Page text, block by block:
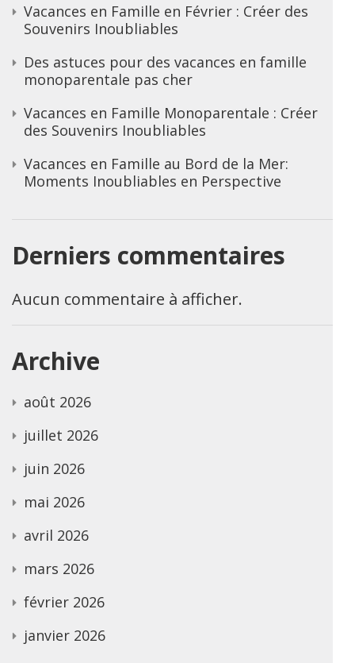
Vacances en Famille en Février : Créer des
Souvenirs Inoubliables
Des astuces pour des vacances en famille
monoparentale pas cher
Vacances en Famille Monoparentale : Créer
des Souvenirs Inoubliables
Vacances en Famille au Bord de la Mer:
Moments Inoubliables en Perspective
Derniers commentaires
Aucun commentaire à afficher.
Archive
août 2026
juillet 2026
juin 2026
mai 2026
avril 2026
mars 2026
février 2026
janvier 2026